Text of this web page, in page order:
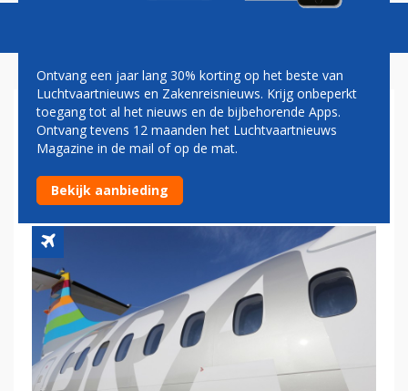
FINNAIR EN BRA SAMEN
VAKER TUSSEN HELSINKI EN
STOCKHOLM
Ontvang een jaar lang 30% korting op het beste van
Luchtvaartnieuws en Zakenreisnieuws. Krijg onbeperkt
toegang tot al het nieuws en de bijbehorende Apps.
Ontvang tevens 12 maanden het Luchtvaartnieuws
Magazine in de mail of op de mat.
Bekijk aanbieding